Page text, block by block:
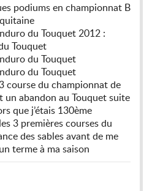
podiums en championnat B
du Touquet 2012 :
Touquet
du Touquet
du Touquet
course du championnat de
un abandon au Touquet suite
que j’étais 130ème
3 premières courses du
des sables avant de me
terme à ma saison